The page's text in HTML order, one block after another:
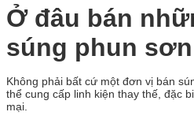
Ở đâu bán
súng phun
Không phải bất cứ một đơn vị bán
thể cung cấp linh kiện thay thế, đặc
mại.